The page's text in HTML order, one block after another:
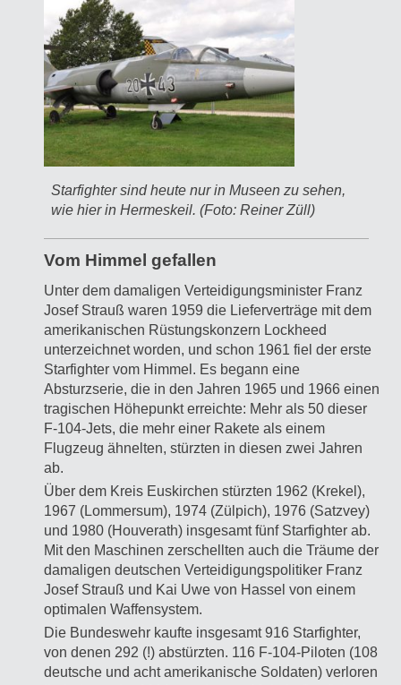
Starfighter sind heute nur in Museen zu sehen,
wie hier in Hermeskeil. (Foto: Reiner Züll)
Vom Himmel gefallen
Unter dem damaligen Verteidigungsminister Franz
Josef Strauß waren 1959 die Lieferverträge mit dem
amerikanischen Rüstungskonzern Lockheed
unterzeichnet worden, und schon 1961 fiel der erste
Starfighter vom Himmel. Es begann eine
Absturzserie, die in den Jahren 1965 und 1966 einen
tragischen Höhepunkt erreichte: Mehr als 50 dieser
F-104-Jets, die mehr einer Rakete als einem
Flugzeug ähnelten, stürzten in diesen zwei Jahren
ab.
Über dem Kreis Euskirchen stürzten 1962 (Krekel),
1967 (Lommersum), 1974 (Zülpich), 1976 (Satzvey)
und 1980 (Houverath) insgesamt fünf Starfighter ab.
Mit den Maschinen zerschellten auch die Träume der
damaligen deutschen Verteidigungspolitiker Franz
Josef Strauß und Kai Uwe von Hassel von einem
optimalen Waffensystem.
Die Bundeswehr kaufte insgesamt 916 Starfighter,
von denen 292 (!) abstürzten. 116 F-104-Piloten (108
deutsche und acht amerikanische Soldaten) verloren